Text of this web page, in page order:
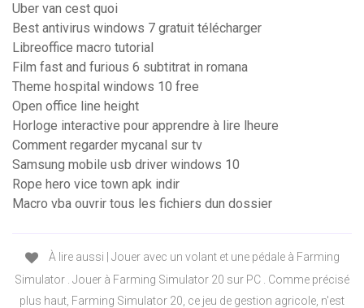
Uber van cest quoi
Best antivirus windows 7 gratuit télécharger
Libreoffice macro tutorial
Film fast and furious 6 subtitrat in romana
Theme hospital windows 10 free
Open office line height
Horloge interactive pour apprendre à lire lheure
Comment regarder mycanal sur tv
Samsung mobile usb driver windows 10
Rope hero vice town apk indir
Macro vba ouvrir tous les fichiers dun dossier
À lire aussi | Jouer avec un volant et une pédale à Farming
Simulator . Jouer à Farming Simulator 20 sur PC . Comme précisé
plus haut, Farming Simulator 20, ce jeu de gestion agricole, n'est